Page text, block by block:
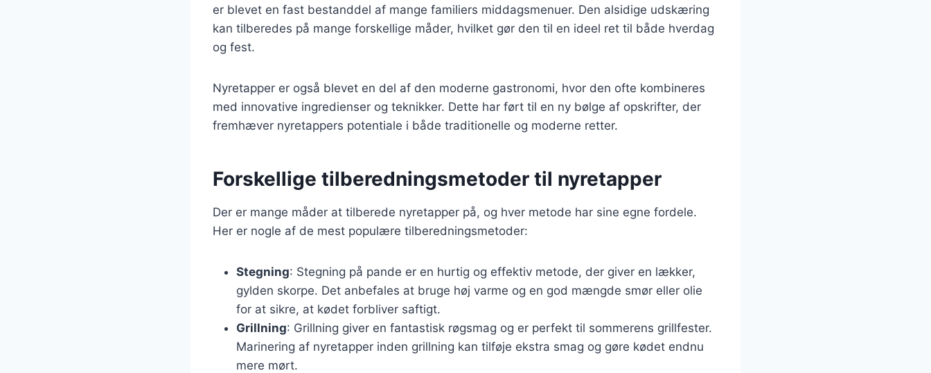
er blevet en fast bestanddel af mange familiers middagsmenuer. Den alsidige udskæring
kan tilberedes på mange forskellige måder, hvilket gør den til en ideel ret til både hverdag
og fest.
Nyretapper er også blevet en del af den moderne gastronomi, hvor den ofte kombineres
med innovative ingredienser og teknikker. Dette har ført til en ny bølge af opskrifter, der
fremhæver nyretappers potentiale i både traditionelle og moderne retter.
Forskellige tilberedningsmetoder til nyretapper
Der er mange måder at tilberede nyretapper på, og hver metode har sine egne fordele.
Her er nogle af de mest populære tilberedningsmetoder:
Stegning: Stegning på pande er en hurtig og effektiv metode, der giver en lækker,
gylden skorpe. Det anbefales at bruge høj varme og en god mængde smør eller olie
for at sikre, at kødet forbliver saftigt.
Grillning: Grillning giver en fantastisk røgsmag og er perfekt til sommerens grillfester.
Marinering af nyretapper inden grillning kan tilføje ekstra smag og gøre kødet endnu
mere mørt.